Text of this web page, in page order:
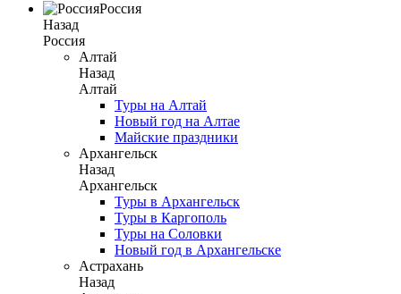
Россия
Назад
Россия
Алтай
Назад
Алтай
Туры на Алтай
Новый год на Алтае
Майские праздники
Архангельск
Назад
Архангельск
Туры в Архангельск
Туры в Каргополь
Туры на Соловки
Новый год в Архангельске
Астрахань
Назад